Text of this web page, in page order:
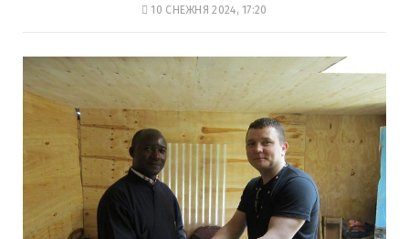
10 СНЕЖНЯ 2024, 17:20